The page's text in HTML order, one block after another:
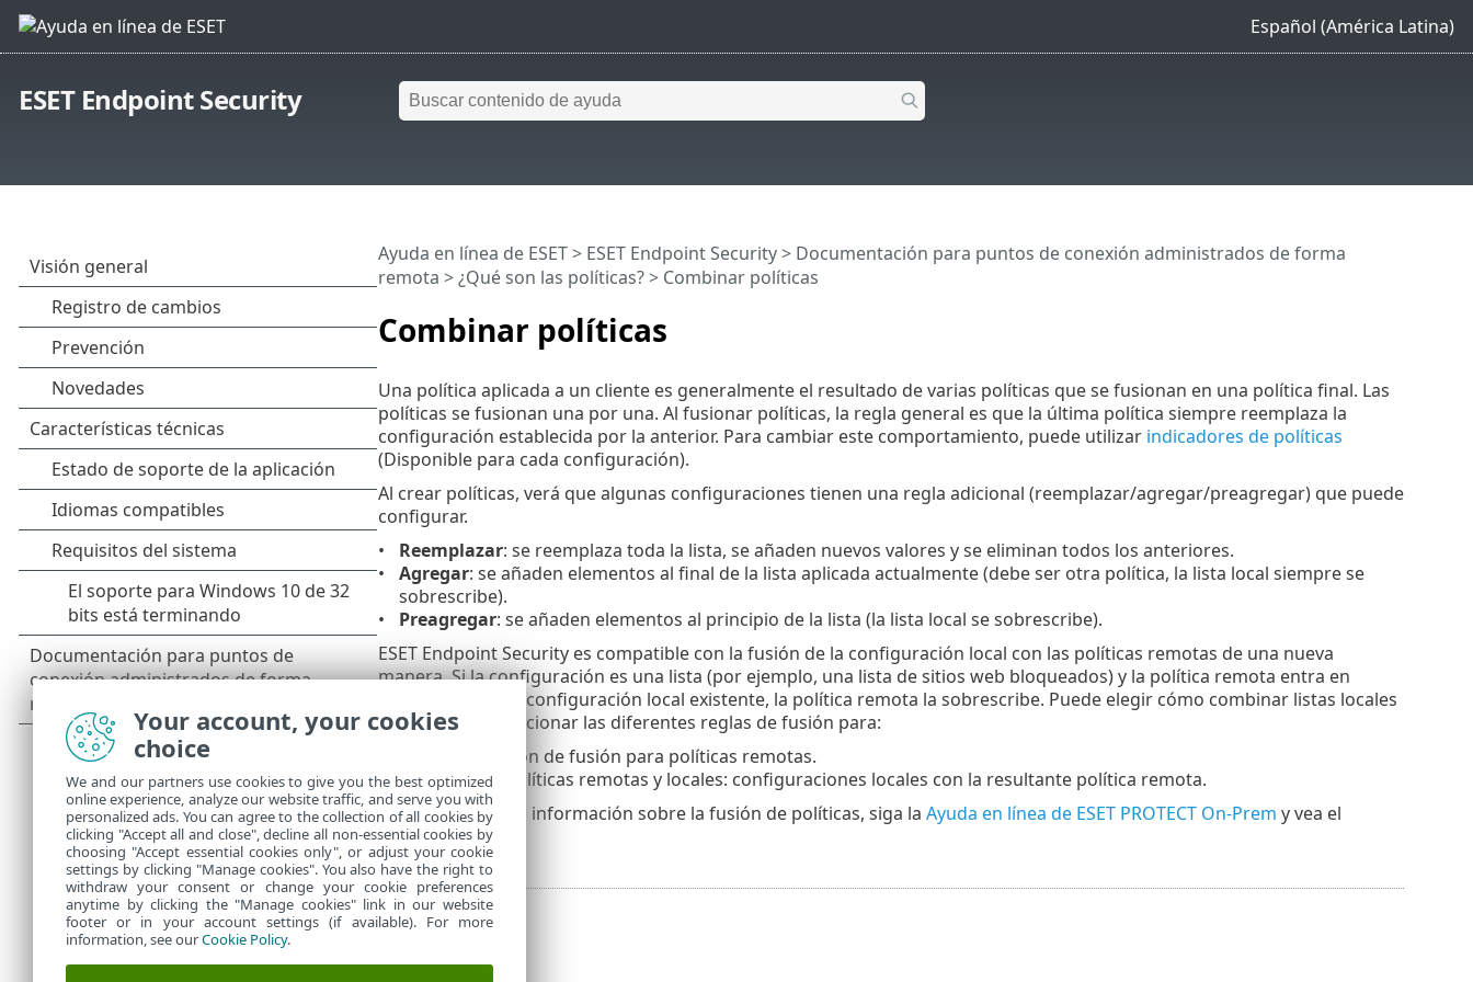
Español (América Latina)
ESET Endpoint Security
Combinar políticas
Ayuda en línea de ESET> ESET Endpoint Security> Documentación para puntos de conexión administrados de forma
remota >¿Qué son las políticas?> Combinar políticas
Una política aplicada a un cliente es generalmente el resultado de varias políticas que se fusionan en una política final. Las
políticas se fusionan una por una. Al fusionar políticas, la regla general es que la última política siempre reemplaza la
configuración establecida por la anterior. Para cambiar este comportamiento, puede utilizar indicadores de políticas
(Disponible para cada configuración).
Al crear políticas, verá que algunas configuraciones tienen una regla adicional (reemplazar/agregar/preagregar) que puede
configurar.
Reemplazar: se reemplaza toda la lista, se añaden nuevos valores y se eliminan todos los anteriores.
Agregar: se añaden elementos al final de la lista aplicada actualmente (debe ser otra política, la lista local siempre se
sobrescribe).
Preagregar: se añaden elementos al principio de la lista (la lista local se sobrescribe).
ESET Endpoint Security es compatible con la fusión de la configuración local con las políticas remotas de una nueva
manera. Si la configuración es una lista (por ejemplo, una lista de sitios web bloqueados) y la política remota entra en
conflicto con una configuración local existente, la política remota la sobrescribe. Puede elegir cómo combinar listas locales
y remotas al seleccionar las diferentes reglas de fusión para:
Configuración de fusión para políticas remotas.
Fusión de políticas remotas y locales: configuraciones locales con la resultante política remota.
Para obtener más información sobre la fusión de políticas, siga la Ayuda en línea de ESET PROTECT On-Prem y vea el
ejemplo.
Your account, your cookies
choice
We and our partners use cookies to give you the best optimized
online experience, analyze our website traffic, and serve you with
personalized ads. You can agree to the collection of all cookies by
clicking "Accept all and close", decline all non-essential cookies by
choosing "Accept essential cookies only", or adjust your cookie
settings by clicking "Manage cookies". You also have the right to
withdraw your consent or change your cookie preferences
anytime by clicking the "Manage cookies" link in our website
footer or in your account settings (if available). For more
information, see ourCookie Policy.